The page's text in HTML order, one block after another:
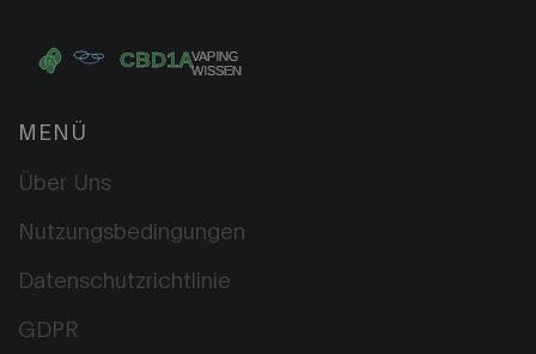
MENÜ
Über Uns
Nutzungsbedingungen
Datenschutzrichtlinie
GDPR